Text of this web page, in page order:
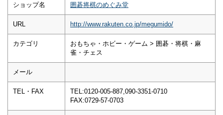
ショップ名 囲碁将棋のめぐみ堂
URL http://www.rakuten.co.jp/megumido/
カテゴリ
おもちゃ・ホビー・ゲーム > 囲碁・将棋・麻
雀・チェス
メール
TEL・FAX
TEL:0120-005-887,090-3351-0710
FAX:0729-57-0703